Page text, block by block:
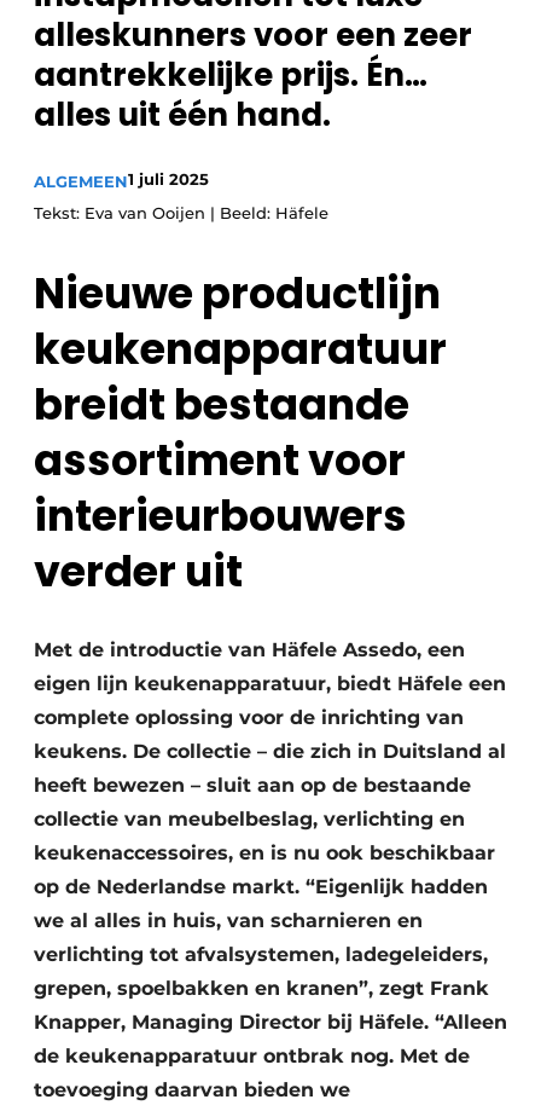
Vacature aanmelden
Vacatures
alleskunners voor een zeer
aantrekkelijke prijs. Én…
alles uit één hand.
ALGEMEEN1 juli 2025
Tekst: Eva van Ooijen | Beeld: Häfele
Nieuwe productlijn
keukenapparatuur
breidt bestaande
assortiment voor
interieurbouwers
verder uit
Met de introductie van Häfele Assedo, een
eigen lijn keukenapparatuur, biedt Häfele een
complete oplossing voor de inrichting van
keukens. De collectie – die zich in Duitsland al
heeft bewezen – sluit aan op de bestaande
collectie van meubelbeslag, verlichting en
keukenaccessoires, en is nu ook beschikbaar
op de Nederlandse markt. “Eigenlijk hadden
we al alles in huis, van scharnieren en
verlichting tot afvalsystemen, ladegeleiders,
grepen, spoelbakken en kranen”, zegt Frank
Knapper, Managing Director bij Häfele. “Alleen
de keukenapparatuur ontbrak nog. Met de
toevoeging daarvan bieden we